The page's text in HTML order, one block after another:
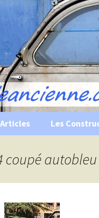
historiques …
évènements
Les
coupé autobleu